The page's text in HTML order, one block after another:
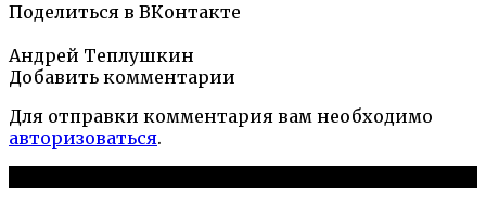
Поделиться в ВКонтакте
Андрей Теплушкин
Добавить комментарии
Для отправки комментария вам необходимо
авторизоваться.